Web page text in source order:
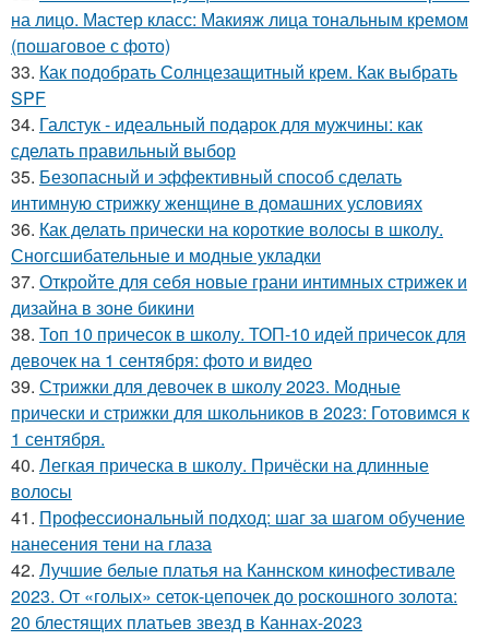
на лицо. Мастер класс: Макияж лица тональным кремом
(пошаговое с фото)
33. Как подобрать Солнцезащитный крем. Как выбрать
SPF
34. Галстук - идеальный подарок для мужчины: как
сделать правильный выбор
35. Безопасный и эффективный способ сделать
интимную стрижку женщине в домашних условиях
36. Как делать прически на короткие волосы в школу.
Сногсшибательные и модные укладки
37. Откройте для себя новые грани интимных стрижек и
дизайна в зоне бикини
38. Топ 10 причесок в школу. ТОП-10 идей причесок для
девочек на 1 сентября: фото и видео
39. Стрижки для девочек в школу 2023. Модные
прически и стрижки для школьников в 2023: Готовимся к
1 сентября.
40. Легкая прическа в школу. Причёски на длинные
волосы
41. Профессиональный подход: шаг за шагом обучение
нанесения тени на глаза
42. Лучшие белые платья на Каннском кинофестивале
2023. От «голых» сеток-цепочек до роскошного золота:
20 блестящих платьев звезд в Каннах-2023